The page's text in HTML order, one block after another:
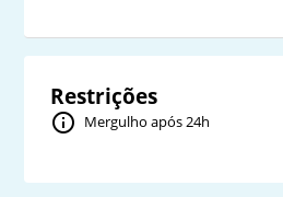
Restrições
Mergulho após 24h